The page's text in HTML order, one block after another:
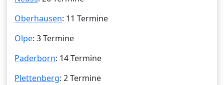
Oberhausen: 11 Termine
Olpe: 3 Termine
Paderborn: 14 Termine
Plettenberg: 2 Termine